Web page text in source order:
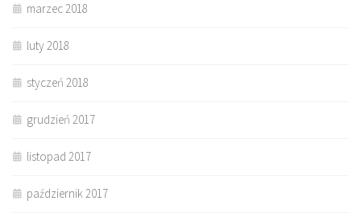
marzec 2018
luty 2018
styczeń 2018
grudzień 2017
listopad 2017
październik 2017